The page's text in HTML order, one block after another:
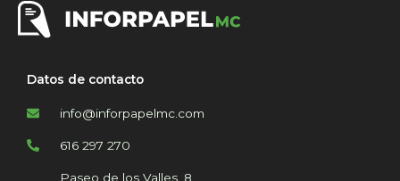
Datos de contacto
info@inforpapelmc.com
616 297 270
Paseo de los Valles, 8